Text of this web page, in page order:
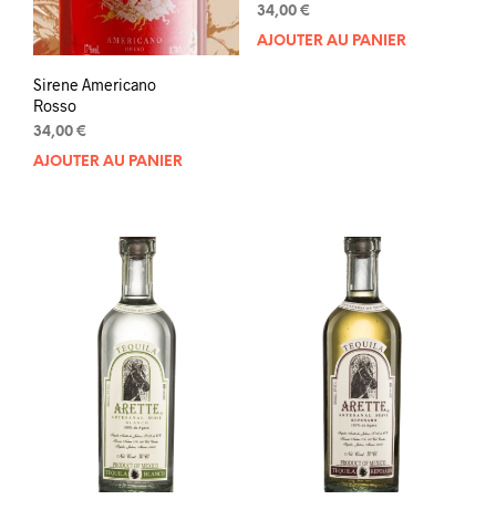
Sirene Americano
Rosso
34,00 €
AJOUTER AU PANIER
34,00 €
AJOUTER AU PANIER